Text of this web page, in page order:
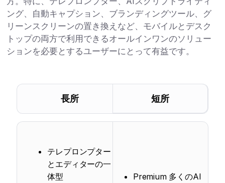
ング、自動キャプション、ブランディングツール、グ
リーンスクリーンの置き換えなど、モバイルとデスク
トップの両方で利用できるオールインワンのソリュー
ションを必要とするユーザーにとって有益です。
長所 短所
テレプロンプター
とエディターの一
体型
Premium 多くのAI